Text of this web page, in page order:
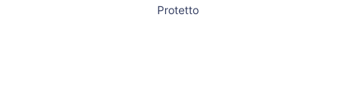
Protetto